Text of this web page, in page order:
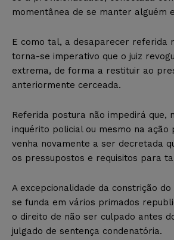
momentânea de se manter alguém
E como tal, a desaparecer referida
torna-se imperativo que o juiz
extrema, de forma a restituir ao
anteriormente cerceada.
Referida postura não impedirá que,
inquérito policial ou mesmo na ação
venha novamente a ser decretada
os pressupostos e requisitos para
A excepcionalidade da constrição
se funda em vários primados
o direito de não ser culpado antes
julgado de sentença condenatória.